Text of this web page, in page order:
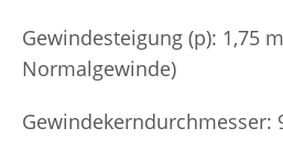
Gewindesteigung (p): 1,75
Normalgewinde)
Gewindekerndurchmesser: